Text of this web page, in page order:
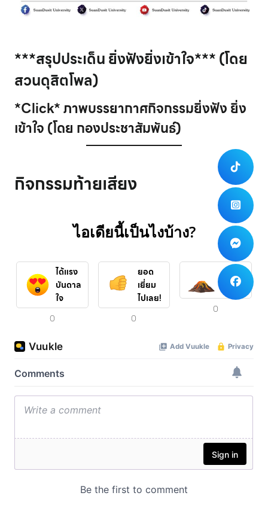
***สรุปประเด็น ยิ่งฟังยิ่งเข้าใจ*** (โดย
สวนดุสิตโพล)
*Click* ภาพบรรยากาศกิจกรรมยิ่งฟัง ยิ่ง
เข้าใจ (โดย กองประชาสัมพันธ์)
กิจกรรมท้ายเสียง
ไอเดียนี้เป็นไงบ้าง?
ได้แรง
บันดาล
ใจ
0
ยอด
เยี่ยม
ไปเลย!
0
ปังสุดๆ
0